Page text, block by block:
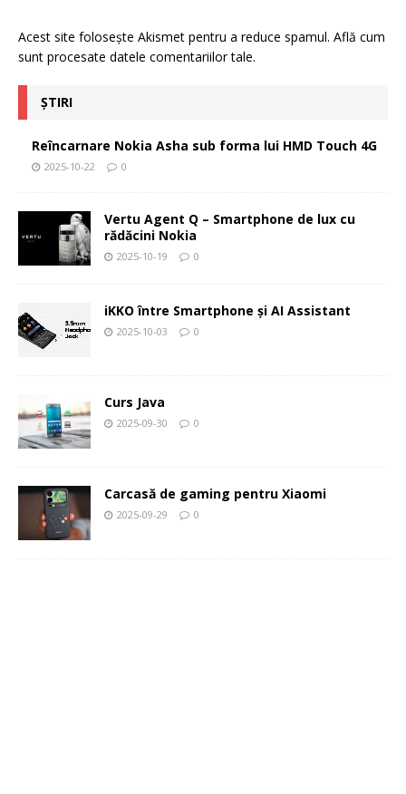
Acest site folosește Akismet pentru a reduce spamul. Află cum
sunt procesate datele comentariilor tale.
ȘTIRI
Reîncarnare Nokia Asha sub forma lui HMD Touch 4G
2025-10-22 0
Vertu Agent Q – Smartphone de lux cu
rădăcini Nokia
2025-10-19 0
iKKO între Smartphone și AI Assistant
2025-10-03 0
Curs Java
2025-09-30 0
Carcasă de gaming pentru Xiaomi
2025-09-29 0